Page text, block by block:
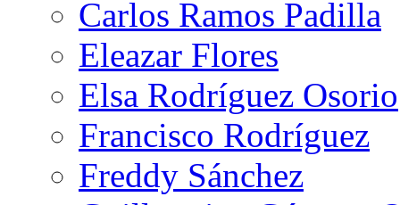
Carlos Ramos Padilla
Eleazar Flores
Elsa Rodríguez Osorio
Francisco Rodríguez
Freddy Sánchez